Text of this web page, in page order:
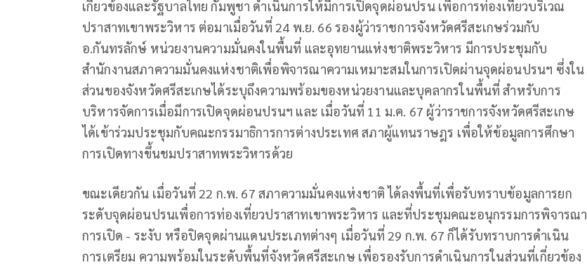
เกี่ยวข้องและรัฐบาลไทย กัมพูชา ดำเนินการให้มีการเปิดจุดผ่อนปรน เพื่อการท่องเที่ยวบริเวณ
ปราสาทเขาพระวิหาร ต่อมาเมื่อวันที่ 24 พ.ย. 66 รองผู้ว่าราชการจังหวัดศรีสะเกษร่วมกับ
อ.กันทรลักษ์ หน่วยงานความมั่นคงในพื้นที่ และอุทยานแห่งชาติพระวิหาร มีการประชุมกับ
สำนักงานสภาความมั่นคงแห่งชาติเพื่อพิจารณาความเหมาะสมในการเปิดผ่านจุดผ่อนปรนฯ ซึ่งใน
ส่วนของจังหวัดศรีสะเกษได้ระบุถึงความพร้อมของหน่วยงานและบุคลากรในพื้นที่ สำหรับการ
บริหารจัดการเมื่อมีการเปิดจุดผ่อนปรนฯ และ เมื่อวันที่ 11 ม.ค. 67 ผู้ว่าราชการจังหวัดศรีสะเกษ
ได้เข้าร่วมประชุมกับคณะกรรมาธิการการต่างประเทศ สภาผู้แทนราษฎร เพื่อให้ข้อมูลการศึกษา
การเปิดทางขึ้นชมปราสาทพระวิหารด้วย
ขณะเดียวกัน เมื่อวันที่ 22 ก.พ. 67 สภาความมั่นคงแห่งชาติ ได้ลงพื้นที่เพื่อรับทราบข้อมูลการยก
ระดับจุดผ่อนปรนเพื่อการท่องเที่ยวปราสาทเขาพระวิหาร และที่ประชุมคณะอนุกรรมการพิจารณา
การเปิด - ระงับ หรือปิดจุดผ่านแดนประเภทต่างๆ เมื่อวันที่ 29 ก.พ. 67 ก็ได้รับทราบการดำเนิน
การเตรียม ความพร้อมในระดับพื้นที่จังหวัดศรีสะเกษ เพื่อรองรับการดำเนินการในส่วนที่เกี่ยวข้อง